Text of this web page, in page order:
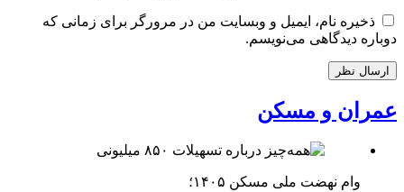
ذخیره نام، ایمیل و وبسایت من در مرورگر برای زمانی که
دوباره دیدگاهی می‌نویسم.
عمران و مسکن
وام نهضت ملی مسکن ۱۴۰۵؛